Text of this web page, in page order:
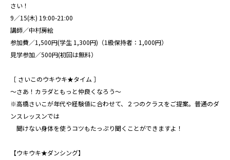
さい！
9／15(木) 19:00-21:00
講師／中村房絵
参加費／1,500円(学生 1,300円)（1級保持者：1,000円）
見学参加／500円(初回は無料）
［ さいこのウキウキ★タイム ］
〜さあ！カラダともっと仲良くなろう〜
※高橋さいこが年代や経験値に合わせて、２つのクラスをご提案。普通のダ
ンスレッスンでは
聞けない身体を使うコツもたっぷり聞くことができますよ！
【ウキウキ★ダンシング】